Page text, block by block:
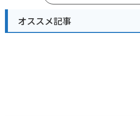
オススメ記事